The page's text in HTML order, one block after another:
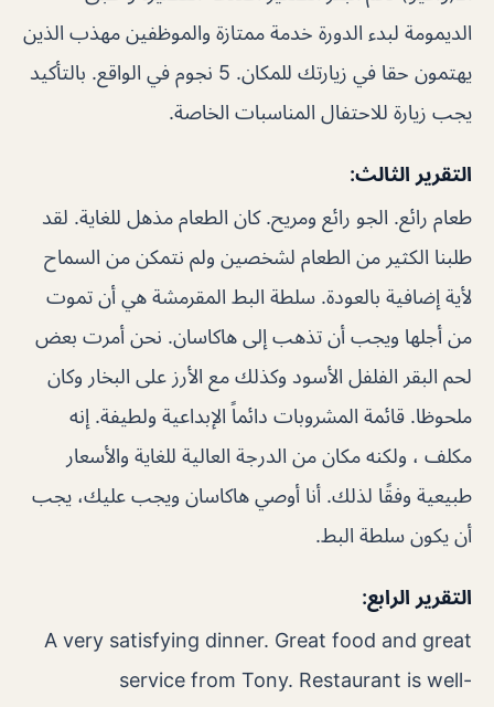
الديمومة لبدء الدورة خدمة ممتازة والموظفين مهذب الذين
يهتمون حقا في زيارتك للمكان. 5 نجوم في الواقع. بالتأكيد
يجب زيارة للاحتفال المناسبات الخاصة.
التقرير الثالث:
طعام رائع. الجو رائع ومريح. كان الطعام مذهل للغاية. لقد
طلبنا الكثير من الطعام لشخصين ولم نتمكن من السماح
لأية إضافية بالعودة. سلطة البط المقرمشة هي أن تموت
من أجلها ويجب أن تذهب إلى هاكاسان. نحن أمرت بعض
لحم البقر الفلفل الأسود وكذلك مع الأرز على البخار وكان
ملحوظا. قائمة المشروبات دائماً الإبداعية ولطيفة. إنه
مكلف ، ولكنه مكان من الدرجة العالية للغاية والأسعار
طبيعية وفقًا لذلك. أنا أوصي هاكاسان ويجب عليك، يجب
أن يكون سلطة البط.
التقرير الرابع:
A very satisfying dinner. Great food and great
service from Tony. Restaurant is well-